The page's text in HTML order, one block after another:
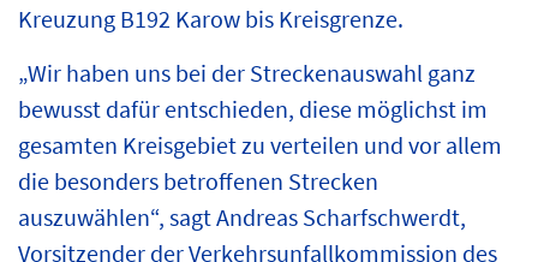
Kreuzung B192 Karow bis Kreisgrenze.
„Wir haben uns bei der Streckenauswahl ganz
bewusst dafür entschieden, diese möglichst im
gesamten Kreisgebiet zu verteilen und vor allem
die besonders betroffenen Strecken
auszuwählen“, sagt Andreas Scharfschwerdt,
Vorsitzender der Verkehrsunfallkommission des